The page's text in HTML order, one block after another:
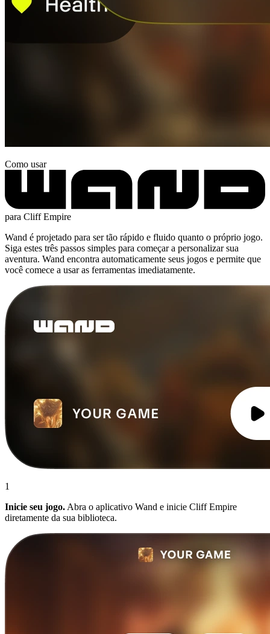
Como usar
para Cliff Empire
Wand é projetado para ser tão rápido e fluido quanto o próprio jogo.
Siga estes três passos simples para começar a personalizar sua
aventura. Wand encontra automaticamente seus jogos e permite que
você comece a usar as ferramentas imediatamente.
1
Inicie seu jogo. Abra o aplicativo Wand e inicie Cliff Empire
diretamente da sua biblioteca.